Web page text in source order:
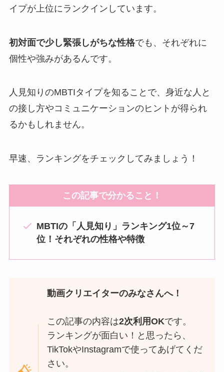
イプが上位にランクインしています。
初対面で少し緊張しがちな性格でも、それぞれに
個性や強みがあるんです。
人見知りのMBTIタイプを知ることで、身近な人と
の接し方やコミュニケーションのヒントが得られ
るかもしれません。
早速、ランキングをチェックしてみましょう！
この記事で分かること！
MBTIの「人見知り」ランキング1位～7
位！それぞれの性格や特徴
動画クリエイターのみなさんへ！
この記事の内容は2次利用OKです。
ランキングが面白い！と思ったら、
TikTokやInstagramで使ってあげてくだ
さい。